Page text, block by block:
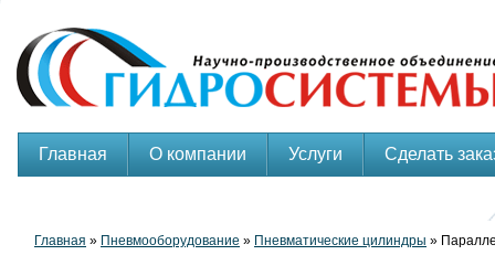
Главная О компании Услуги Сделать
Главная » Пневмооборудование » Пневматические цилиндры »